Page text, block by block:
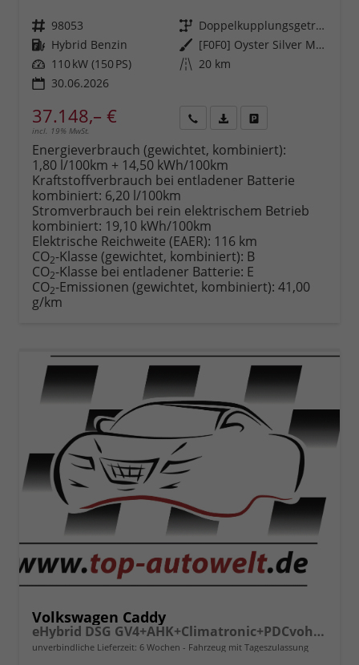
Fahrzeugnr. 98053 Getriebe
Doppelkupplungsgetriebe (DSG)
Kraftstoff Hybrid Benzin Außenfarbe
[F0F0] Oyster Silver Metallic
Leistung 110 kW (150 PS) Kilometerstand 20 km
30.06.2026
37.148,– €
incl. 19% MwSt.
anfordernDatei,
Fahrzeugexposé
drucken
drucken,
parken
oder
vergleichen
Energieverbrauch (gewichtet, kombiniert):
1,80 l/100km + 14,50 kWh/100km
Kraftstoffverbrauch bei entladener Batterie
kombiniert: 6,20 l/100km
Stromverbrauch bei rein elektrischem Betrieb
kombiniert: 19,10 kWh/100km
Elektrische Reichweite (EAER): 116 km
CO2-Klasse (gewichtet, kombiniert): B
CO2-Klasse bei entladener Batterie: E
CO2-Emissionen (gewichtet, kombiniert): 41,00
g/km
Volkswagen Caddy
eHybrid DSG GV4+AHK+Climatronic+PDCvohi+Cam+Regensens.+AppConnect
unverbindliche Lieferzeit: 6 Wochen Fahrzeug mit Tageszulassung